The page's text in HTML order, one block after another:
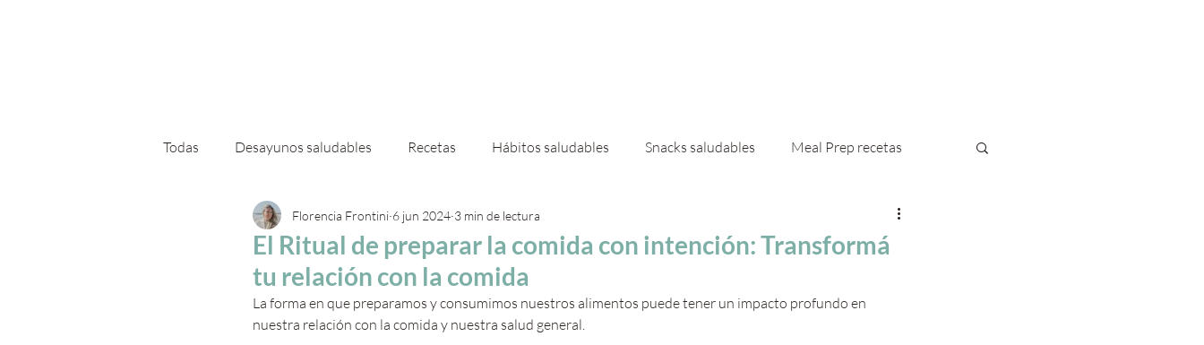
Todas Desayunos saludables Recetas Hábitos saludables Snacks saludables Meal Prep recetas
Ensaladas otro nivel Platos de invierno Granola
El Ritual de preparar la comida con intención: Transformá
tu relación con la comida
Florencia Frontini 6 jun 2024 3 min de lectura
La forma en que preparamos y consumimos nuestros alimentos puede tener un impacto profundo en
nuestra relación con la comida y nuestra salud general.